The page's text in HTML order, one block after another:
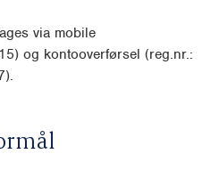
via mobile
og kontooverførsel (reg.nr.: